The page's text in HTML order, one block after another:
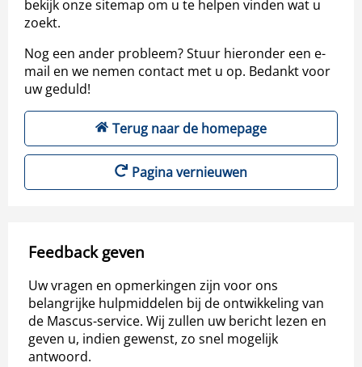
bekijk onze sitemap om u te helpen vinden wat u
zoekt.
Nog een ander probleem? Stuur hieronder een e-
mail en we nemen contact met u op. Bedankt voor
uw geduld!
Terug naar de homepage
Pagina vernieuwen
Feedback geven
Uw vragen en opmerkingen zijn voor ons
belangrijke hulpmiddelen bij de ontwikkeling van
de Mascus-service. Wij zullen uw bericht lezen en
geven u, indien gewenst, zo snel mogelijk
antwoord.